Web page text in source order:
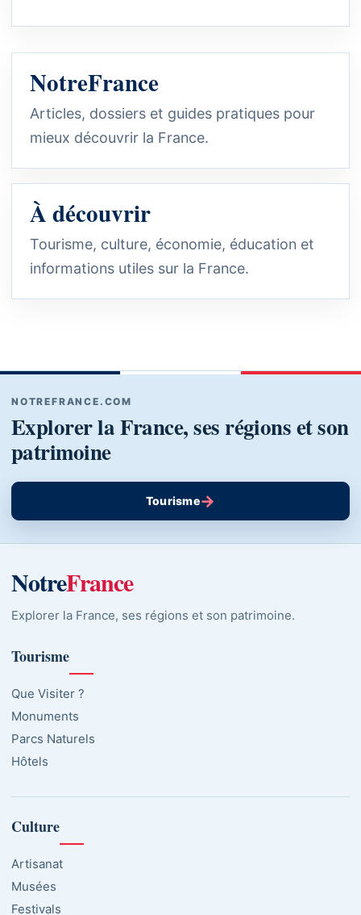
NotreFrance
Articles, dossiers et guides pratiques pour
mieux découvrir la France.
À découvrir
Tourisme, culture, économie, éducation et
informations utiles sur la France.
NOTREFRANCE.COM
Explorer la France, ses régions et son
patrimoine
Tourisme→
NotreFrance
Explorer la France, ses régions et son patrimoine.
Tourisme
Que Visiter ?
Monuments
Parcs Naturels
Hôtels
Culture
Artisanat
Musées
Festivals